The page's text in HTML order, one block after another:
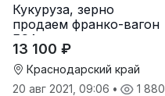
Кукуруза, зерно
продаем франко-вагон
FCA
13 100 ₽
Краснодарский край
20 авг 2021, 09:06 • 1 880